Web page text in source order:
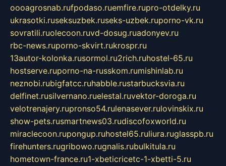
oooagrosnab.rufpodaso.ruemfire.rupro-otdelky.ru
ukrasotki.ruseksuzbek.ruseks-uzbek.ruporno-vk.ru
sovratili.ruolecoon.ruvd-dosug.ruadonyev.ru
rbc-news.ruporno-skvirt.rukrospr.ru
13autor-kolonka.rusormol.ru2rich.ruhostel-65.ru
hostserve.ruporno-na-russkom.rumishinlab.ru
neznobi.rubigfatcc.ruhabble.rustarbucksvia.ru
delfinet.rusilvernano.ruelestal.ruvektor-doroga.ru
velotrenajery.rupronso54.rulenasever.rulovinskix.ru
show-pets.rusmartnews03.rudiscofoxworld.ru
miraclecoon.rupongup.ruhostel65.ruliura.ruglasspb.ru
firehunters.rugribowo.rugnalis.rubulkitula.ru
hometown-france.ru1-xbeticricetc-1-xbetti-5.ru